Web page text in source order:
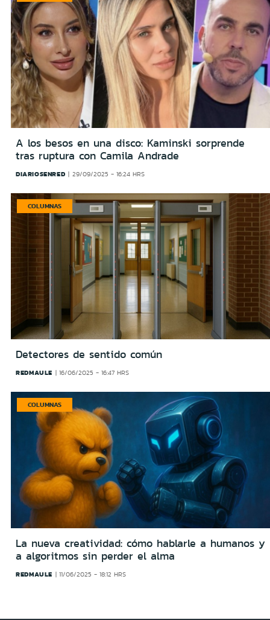
A los besos en una disco: Kaminski sorprende
tras ruptura con Camila Andrade
DIARIOSENRED 29/09/2025 - 16:24 HRS
COLUMNAS
Detectores de sentido común
REDMAULE 16/06/2025 - 16:47 HRS
COLUMNAS
La nueva creatividad: cómo hablarle a humanos y
a algoritmos sin perder el alma
REDMAULE 11/06/2025 - 18:12 HRS